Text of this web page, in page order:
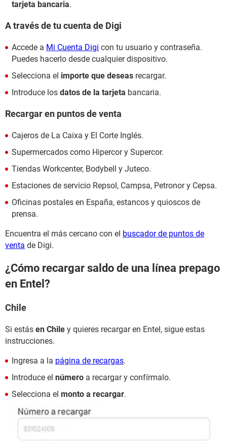
tarjeta bancaria.
A través de tu cuenta de Digi
Accede a Mi Cuenta Digi con tu usuario y contraseña.
Puedes hacerlo desde cualquier dispositivo.
Selecciona el importe que deseas recargar.
Introduce los datos de la tarjeta bancaria.
Recargar en puntos de venta
Cajeros de La Caixa y El Corte Inglés.
Supermercados como Hipercor y Supercor.
Tiendas Workcenter, Bodybell y Juteco.
Estaciones de servicio Repsol, Campsa, Petronor y Cepsa.
Oficinas postales en España, estancos y quioscos de
prensa.
Encuentra el más cercano con el buscador de puntos de
venta de Digi.
¿Cómo recargar saldo de una línea prepago
en Entel?
Chile
Si estás en Chile y quieres recargar en Entel, sigue estas
instrucciones.
Ingresa a la página de recargas.
Introduce el número a recargar y confírmalo.
Selecciona el monto a recargar.